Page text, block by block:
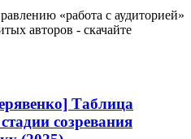
«работа с аудиторией»
авторов - скачайте
Таблица
созревания